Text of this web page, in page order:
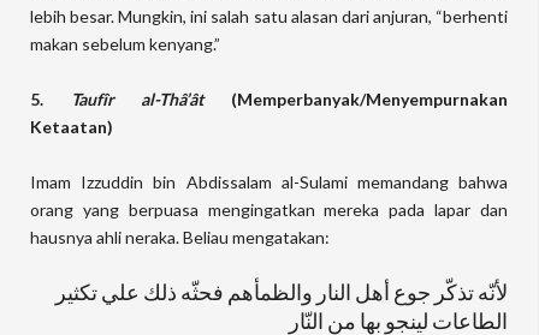
lebih besar. Mungkin, ini salah satu alasan dari anjuran, “berhenti
makan sebelum kenyang.”
5. Taufîr al-Thâ’ât (Memperbanyak/Menyempurnakan
Ketaatan)
Imam Izzuddin bin Abdissalam al-Sulami memandang bahwa
orang yang berpuasa mengingatkan mereka pada lapar dan
hausnya ahli neraka. Beliau mengatakan:
لأنّه تذكّر جوع أهل النار والظمأهم فحثّه ذلك علي تكثير
الطاعات لينجو بها من النّار